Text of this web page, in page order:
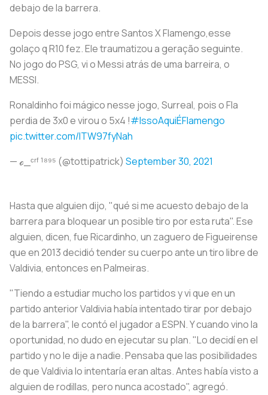
debajo de la barrera.
Depois desse jogo entre Santos X Flamengo,esse
golaço q R10 fez. Ele traumatizou a geração seguinte.
No jogo do PSG, vi o Messi atrás de uma barreira, o
MESSI.
Ronaldinho foi mágico nesse jogo, Surreal, pois o Fla
perdia de 3x0 e virou o 5x4 !#IssoAquiÉFlamengo
pic.twitter.com/lTW97fyNah
— ℴ_ᶜʳᶠ ¹⁸⁹⁵ (@tottipatrick) September 30, 2021
Hasta que alguien dijo, "qué si me acuesto debajo de la
barrera para bloquear un posible tiro por esta ruta". Ese
alguien, dicen, fue Ricardinho, un zaguero de Figueirense
que en 2013 decidió tender su cuerpo ante un tiro libre de
Valdivia, entonces en Palmeiras.
"Tiendo a estudiar mucho los partidos y vi que en un
partido anterior Valdivia había intentado tirar por debajo
de la barrera", le contó el jugador a ESPN. Y cuando vino la
oportunidad, no dudo en ejecutar su plan. "Lo decidí en el
partido y no le dije a nadie. Pensaba que las posibilidades
de que Valdivia lo intentaría eran altas. Antes había visto a
alguien de rodillas, pero nunca acostado", agregó.